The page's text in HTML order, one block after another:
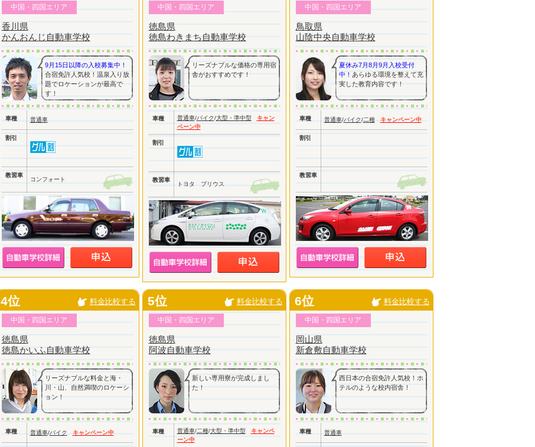
中国・四国エリア
香川県
かんおんじ自動車学校
9月15日以降の入校募集中！
合宿免許人気校！温泉入り放
題でロケーションが最高で
す！
車種 普通車
割引
教習車
コンフォート
中国・四国エリア
徳島県
徳島わきまち自動車学校
リーズナブルな価格の専用宿
舎がおすすめです！
車種 普通車/バイク/大型・準中型
キャン
ペーン中
割引
教習車
トヨタ プリウス
中国・四国エリア
鳥取県
山陰中央自動車学校
夏休み7月8月9月入校受付
中！ あらゆる環境を整えて充
実した教育内容です！
車種 普通車/バイク/二種 キャンペーン中
割引
教習車
4位 料金比較する
中国・四国エリア
徳島県
徳島かいふ自動車学校
リーズナブルな料金と海・
川・山、自然満喫のロケーシ
ョン！
車種 普通車/バイク キャンペーン中
5位 料金比較する
中国・四国エリア
徳島県
阿波自動車学校
新しい専用寮が完成しまし
た！
車種 普通車/二種/大型・準中型
キャンペ
ーン中
6位 料金比較する
中国・四国エリア
岡山県
新倉敷自動車学校
西日本の合宿免許人気校！ホ
テルのような校内宿舎！
車種 普通車